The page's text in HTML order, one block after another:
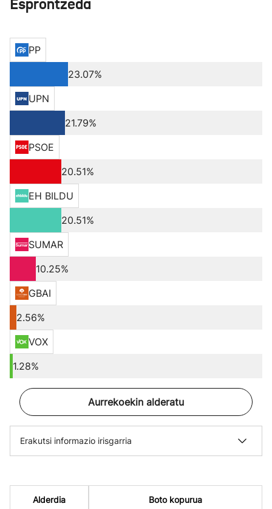
Esprontzeda
PP
23.07%
UPN
21.79%
PSOE
20.51%
EH BILDU
20.51%
SUMAR
10.25%
GBAI
2.56%
VOX
1.28%
Aurrekoekin alderatu
Erakutsi informazio irisgarria
Alderdia Boto kopurua